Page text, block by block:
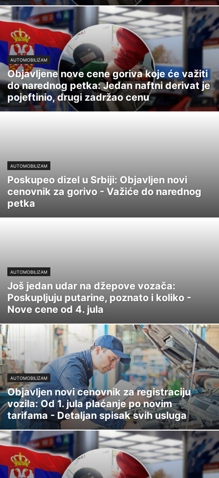
AUTOMOBILIZAM
Objavljene nove cene goriva koje će važiti
do narednog petka: Jedan naftni derivat je
pojeftinio, drugi zadržao cenu
AUTOMOBILIZAM
Poskupeo dizel u Srbiji: Objavljen novi
cenovnik za gorivo - Važiće do narednog
petka
AUTOMOBILIZAM
Još jedan udar na džepove vozača:
Poskupljuju putarine, poznato i koliko -
Nove cene od 4. jula
AUTOMOBILIZAM
Objavljen novi cenovnik za registraciju
vozila: Od 1. jula plaćanje po novim
tarifama - Detaljan spisak svih usluga